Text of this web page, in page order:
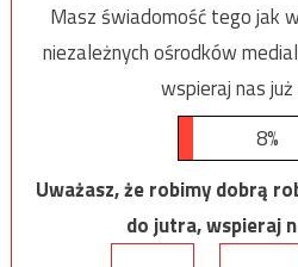
Masz świadomość tego jak
niezależnych ośrodków
wspieraj nas
8%
Uważasz, że robimy dobrą
do jutra, wspieraj